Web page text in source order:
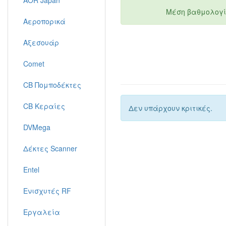
Μέση
Δεν υπάρχουν κριτικές.
Αεροπορικά
Αξεσουάρ
Comet
CB Πομποδέκτες
CB Κεραίες
DVMega
Δέκτες Scanner
Entel
Ενισχυτές RF
Εργαλεία